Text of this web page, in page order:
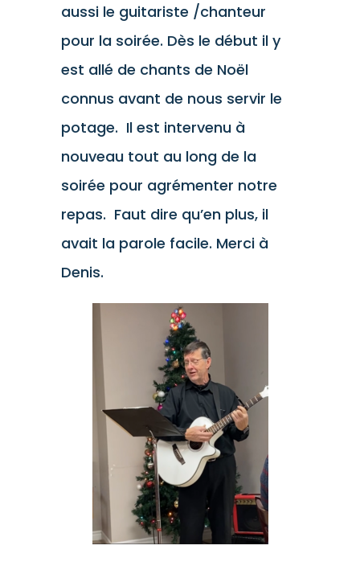
aussi le guitariste /chanteur
pour la soirée. Dès le début il y
est allé de chants de Noël
connus avant de nous servir le
potage. Il est intervenu à
nouveau tout au long de la
soirée pour agrémenter notre
repas. Faut dire qu’en plus, il
avait la parole facile. Merci à
Denis.